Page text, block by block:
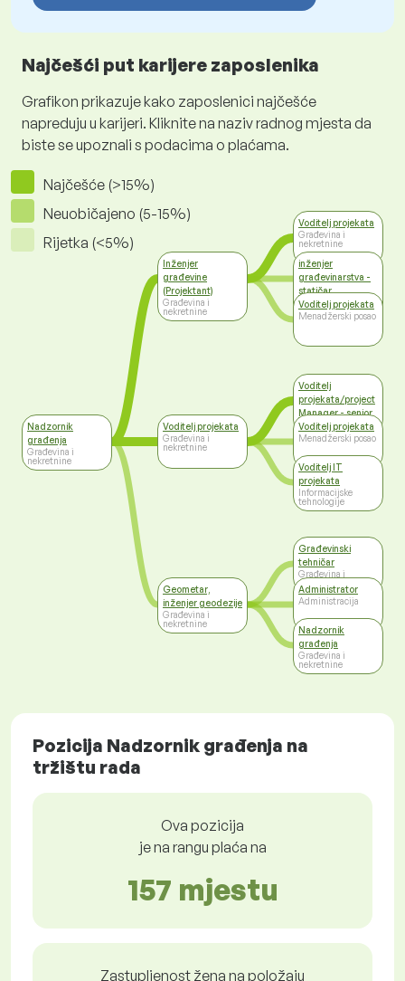
Najčešći put karijere zaposlenika
Grafikon prikazuje kako zaposlenici najčešće
napreduju u karijeri. Kliknite na naziv radnog mjesta da
biste se upoznali s podacima o plaćama.
Najčešće (>15%)
Neuobičajeno (5-15%)
Rijetka (<5%)
Nadzornik
građenja
Građevina i
nekretnine
Inženjer
građevine
(Projektant)
Građevina i
nekretnine
Voditelj projekata
Građevina i
nekretnine
Geometar,
inženjer geodezije
Građevina i
nekretnine
Voditelj projekata
Građevina i
nekretnine
inženjer
građevinarstva -
statičar
Građevina i
nekretnine
Voditelj projekata
Menadžerski posao
Voditelj
projekata/project
Manager - senior
Menadžerski posao
Voditelj projekata
Menadžerski posao
Voditelj IT
projekata
Informacijske
tehnologije
Građevinski
tehničar
Građevina i
nekretnine
Administrator
Administracija
Nadzornik
građenja
Građevina i
nekretnine
Pozicija Nadzornik građenja na
tržištu rada
Ova pozicija
je na rangu plaća na
157 mjestu
Zastupljenost žena na položaju